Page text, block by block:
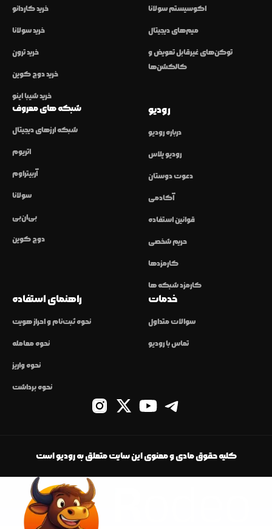
خرید کاردانو
خرید سولانا
خرید ترون
خرید دوج کوین
خرید شیبا اینو
اکوسیستم سولانا
میم‌های دیجیتال
توکن‌های غیرقابل تعویض و
کالکشن‌ها
شبکه های معروف
شبکه ارزهای دیجیتال
اتریوم
آربیتراوم
سولانا
بی‌ان‌بی
دوج کوین
رودیو
درباره رودیو
رودیو پلاس
دعوت دوستان
آکادمی
قوانین استفاده
حریم شخصی
کارمزدها
کارمزد شبکه ها
راهنمای استفاده
نحوه ثبت‌نام و احراز هویت
نحوه معامله
نحوه واریز
نحوه برداشت
خدمات
سوالات متداول
تماس با رودیو
کلیه حقوق مادی و معنوی این سایت متعلق به رودیو است